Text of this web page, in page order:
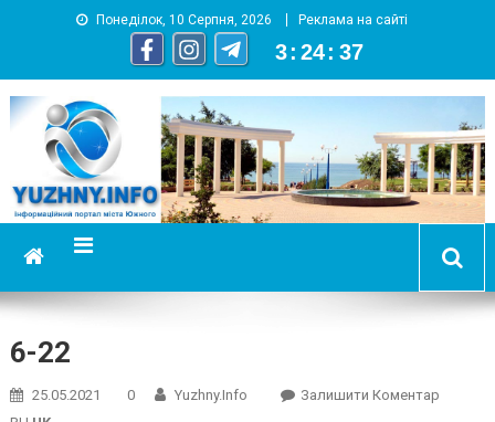
Понеділок, 10 Серпня, 2026 Реклама на сайті
3 : 24 : 38
YUZHNY.INFO
информационный портал города Южный
6-22
25.05.2021 0 Yuzhny.info Залишити КоментарOn